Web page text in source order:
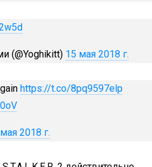
(@Yoghikitt) 15 мая 2018 г.
https://t.co/8pq9597elp
2018 г.